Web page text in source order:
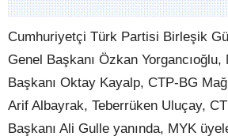
Cumhuriyetçi Türk Partisi Birleşik
Genel Başkanı Özkan
Başkanı Oktay Kayalp, CTP-BG
Arif Albayrak, Teberrüken Uluçay,
Başkanı Ali Gulle yanında, MYK